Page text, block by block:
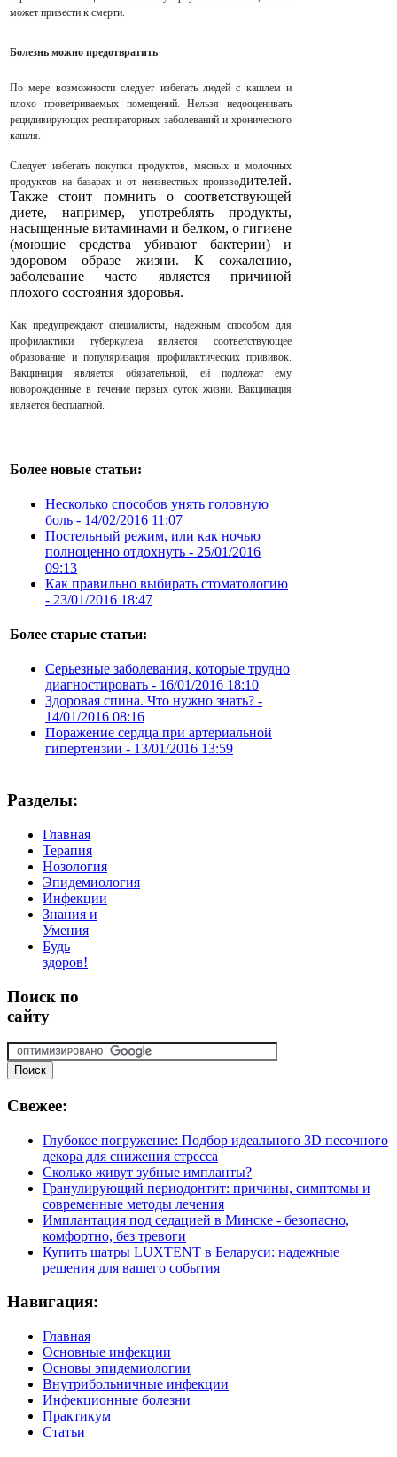
может привести к смерти.
Болезнь можно предотвратить
По мере возможности следует избегать людей с кашлем и
плохо проветриваемых помещений. Нельзя недооценивать
рецидивирующих респираторных заболеваний и хронического
кашля.
Следует избегать покупки продуктов, мясных и молочных
продуктов на базарах и от неизвестных производителей.
Также стоит помнить о соответствующей
диете, например, употреблять продукты,
насыщенные витаминами и белком, о гигиене
(моющие средства убивают бактерии) и
здоровом образе жизни. К сожалению,
заболевание часто является причиной
плохого состояния здоровья.
Как предупреждают специалисты, надежным способом для
профилактики туберкулеза является соответствующее
образование и популяризация профилактических прививок.
Вакцинация является обязательной, ей подлежат ему
новорожденные в течение первых суток жизни. Вакцинация
является бесплатной.
Более новые статьи:
Несколько способов унять головную
боль - 14/02/2016 11:07
Постельный режим, или как ночью
полноценно отдохнуть - 25/01/2016
09:13
Как правильно выбирать стоматологию
- 23/01/2016 18:47
Более старые статьи:
Серьезные заболевания, которые трудно
диагностировать - 16/01/2016 18:10
Здоровая спина. Что нужно знать? -
14/01/2016 08:16
Поражение сердца при артериальной
гипертензии - 13/01/2016 13:59
Разделы:
Главная
Терапия
Нозология
Эпидемиология
Инфекции
Знания и
Умения
Будь
здоров!
Поиск по
сайту
Свежее:
Глубокое погружение: Подбор идеального 3D песочного
декора для снижения стресса
Сколько живут зубные импланты?
Гранулирующий периодонтит: причины, симптомы и
современные методы лечения
Имплантация под седацией в Минске - безопасно,
комфортно, без тревоги
Купить шатры LUXTENT в Беларуси: надежные
решения для вашего события
Навигация:
Главная
Основные инфекции
Основы эпидемиологии
Внутрибольничные инфекции
Инфекционные болезни
Практикум
Статьи